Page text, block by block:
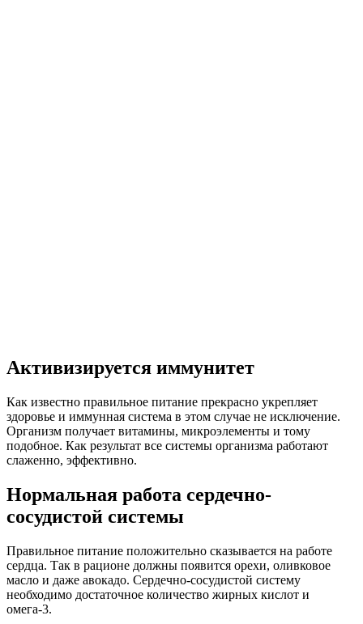
Активизируется иммунитет
Как известно правильное питание прекрасно укрепляет
здоровье и иммунная система в этом случае не исключение.
Организм получает витамины, микроэлементы и тому
подобное. Как результат все системы организма работают
слаженно, эффективно.
Нормальная работа сердечно-
сосудистой системы
Правильное питание положительно сказывается на работе
сердца. Так в рационе должны появится орехи, оливковое
масло и даже авокадо. Сердечно-сосудистой систему
необходимо достаточное количество жирных кислот и
омега-3.